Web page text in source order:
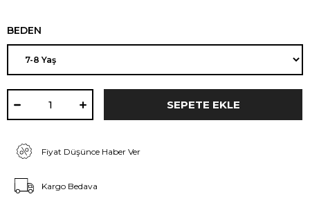
BEDEN
Fiyat Düşünce Haber Ver
Kargo Bedava